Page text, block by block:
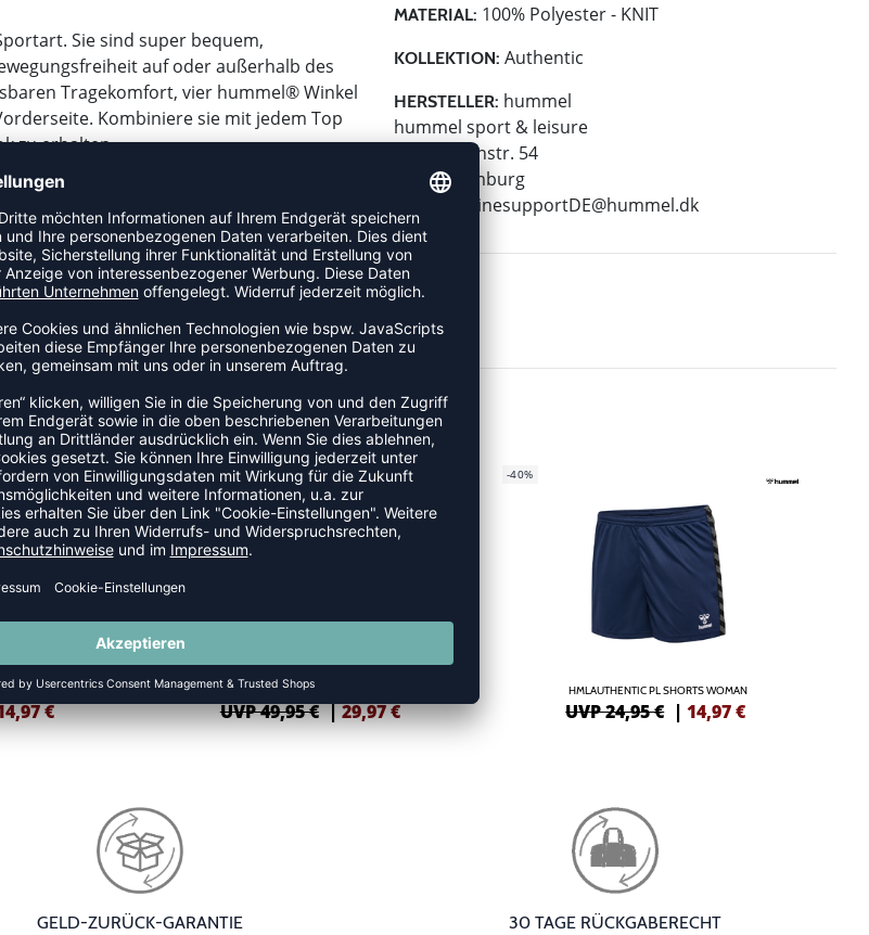
Sie sind super bequem,
auf oder außerhalb des
Tragekomfort, vier hummel® Winkel
Kombiniere sie mit jedem Top
zu erhalten.
MATERIAL: 100% Polyester - KNIT
KOLLEKTION: Authentic
HERSTELLER: hummel
hummel sport & leisure
Leverkusenstr. 54
22761 Hamburg
onlinesupportDE@hummel.dk
€
-40%
HMLAUTHENTIC CO TRAINING PANTS
UVP 49,95 € |29,97€
-40%
HMLAUTHENTIC PL SHORTS WOMAN
UVP 24,95 € |14,97€
GELD-ZURÜCK-GARANTIE 30 TAGE RÜCKGABERECHT